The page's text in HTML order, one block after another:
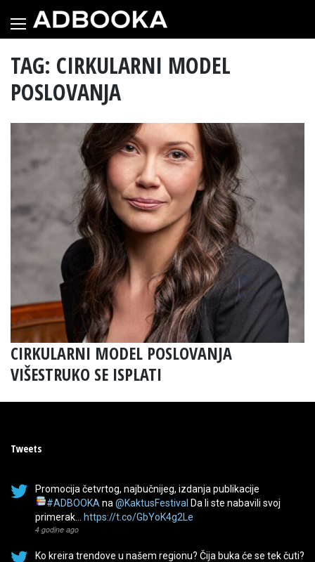
content
TAG: CIRKULARNI MODEL
POSLOVANJA
CIRKULARNI MODEL POSLOVANJA
VIŠESTRUKO SE ISPLATI
Tweets
Promocija četvrtog, najbučnijeg, izdanja publikacije
#ADBOOKA na @KaktusFestival Da li ste nabavili svoj
primerak…
https://t.co/GbYoK4g2Le
4 godine ago
Ko kreira trendove u našem regionu? Čija buka će se tek čuti?